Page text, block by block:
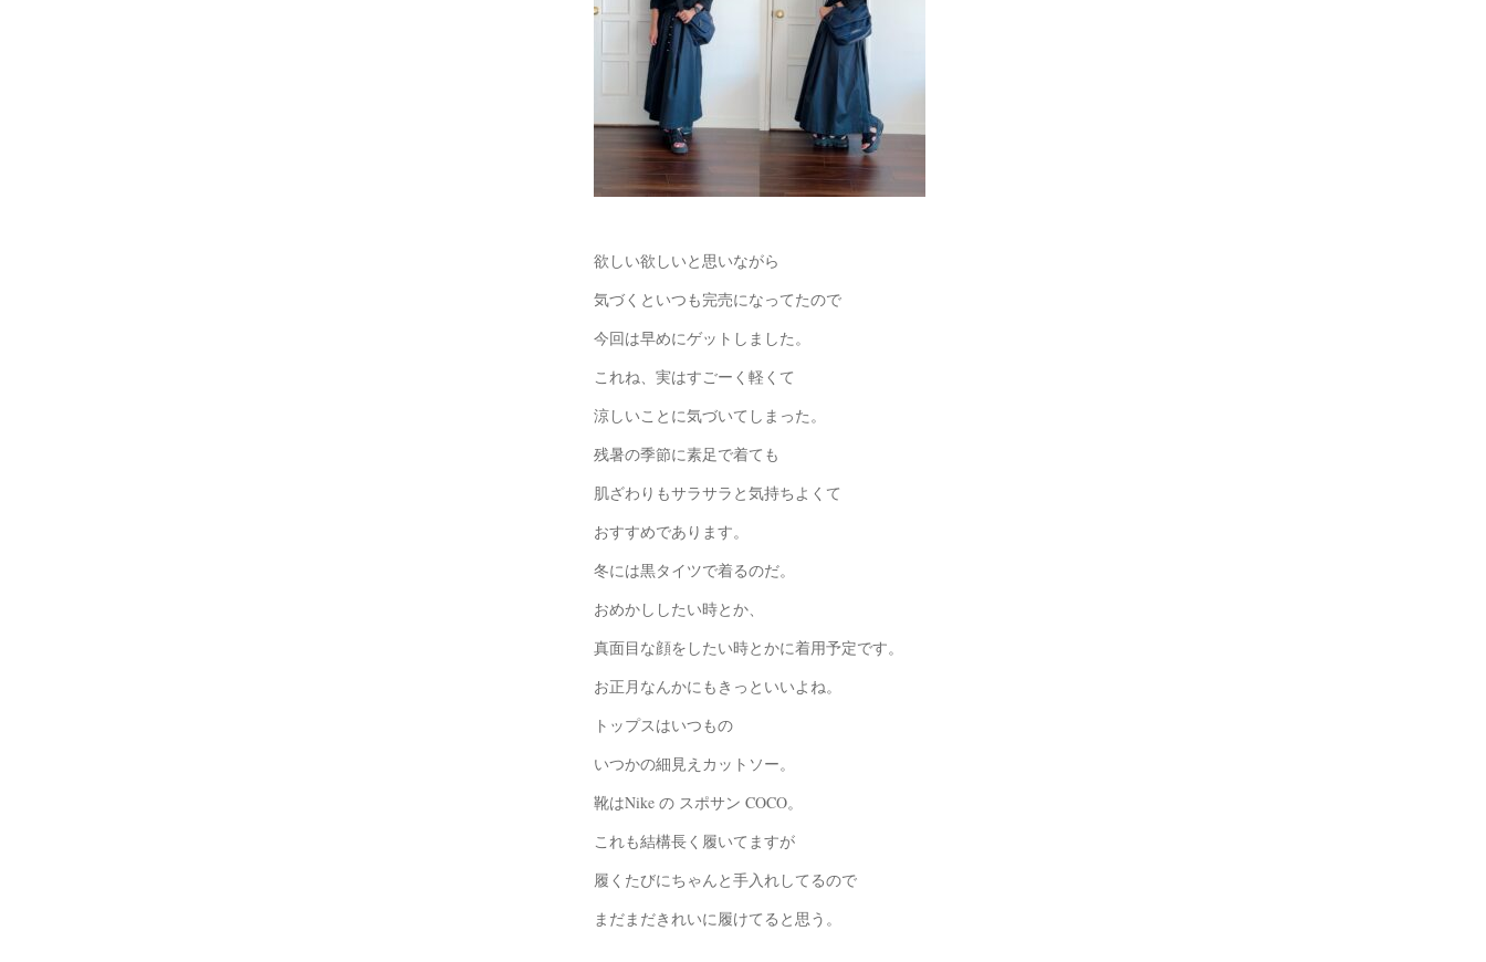
欲しい欲しいと思いながら
気づくといつも完売になってたので
今回は早めにゲットしました。
これね、実はすごーく軽くて
涼しいことに気づいてしまった。
残暑の季節に素足で着ても
肌ざわりもサラサラと気持ちよくて
おすすめであります。
冬には黒タイツで着るのだ。
おめかししたい時とか、
真面目な顔をしたい時とかに着用予定です。
お正月なんかにもきっといいよね。
トップスはいつもの
いつかの細見えカットソー。
靴はNike の スポサン COCO。
これも結構長く履いてますが
履くたびにちゃんと手入れしてるので
まだまだきれいに履けてると思う。